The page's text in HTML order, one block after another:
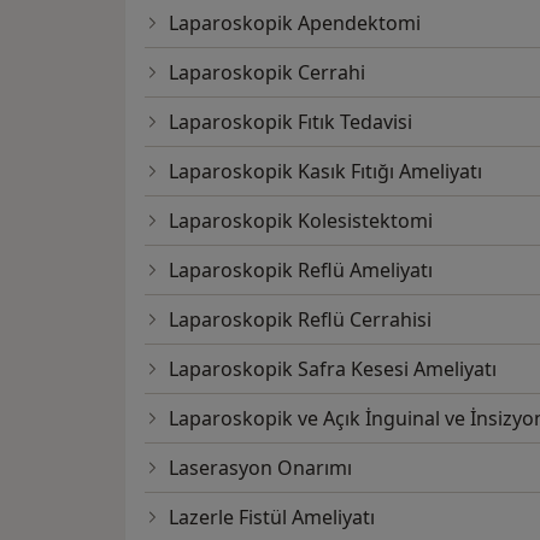
Laparoskopik Apendektomi
Laparoskopik Cerrahi
Laparoskopik Fıtık Tedavisi
Laparoskopik Kasık Fıtığı Ameliyatı
Laparoskopik Kolesistektomi
Laparoskopik Reflü Ameliyatı
Laparoskopik Reflü Cerrahisi
Laparoskopik Safra Kesesi Ameliyatı
Laparoskopik ve Açık İnguinal ve
Laserasyon Onarımı
Lazerle Fistül Ameliyatı